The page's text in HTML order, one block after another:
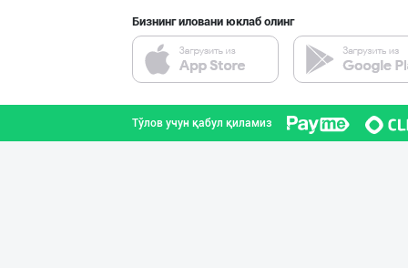
Бизнинг иловани юклаб олинг
Тўлов учун қабул қиламиз